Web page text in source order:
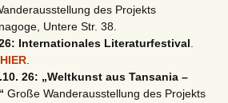
des Projekts
Untere Str. 38.
Internationales Literaturfestival
HIER
26: „Weltkunst aus Tansania –
Große Wanderausstellung des Projekts